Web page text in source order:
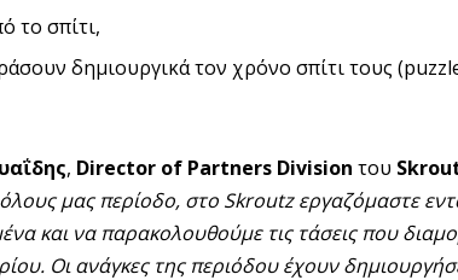
το σπίτι,
δημιουργικά τον χρόνο σπίτι τους
, Director of Partners Division του
μας περίοδο, στο Skroutz εργαζόμαστε
και να παρακολουθούμε τις τάσεις που
Οι ανάγκες της περιόδου έχουν